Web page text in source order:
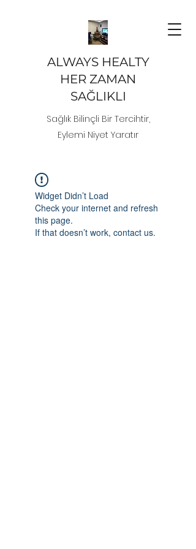
ALWAYS HEALTY
HER ZAMAN
SAĞLIKLI
Sağlık Bilinçli Bir Tercihtir,
Eylemi Niyet Yaratır
Widget Didn’t Load
Check your internet and refresh
this page.
If that doesn’t work, contact us.